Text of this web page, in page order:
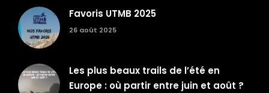
Favoris UTMB 2025
26 août 2025
Les plus beaux trails de l’été en
Europe : où partir entre juin et août ?